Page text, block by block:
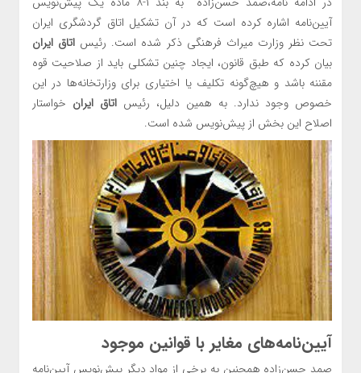
آیین‌نامه اشاره کرده است که در آن تشکیل اتاق گردشگری ایران
تحت نظر وزارت میراث فرهنگی ذکر شده است. رئیس اتاق ایران
بیان کرده که طبق قانون، ایجاد چنین تشکلی باید از صلاحیت قوه
مقننه باشد و هیچ‌گونه تکلیف یا اختیاری برای وزارتخانه‌ها در این
خصوص وجود ندارد. به همین دلیل، رئیساتاق ایران خواستار
اصلاح این بخش از پیش‌نویس شده است.
آیین‌نامه‌های مغایر با قوانین موجود
صمد حسن‌زاده همچنین به برخی از مواد دیگر پیش‌نویس آیین‌نامه